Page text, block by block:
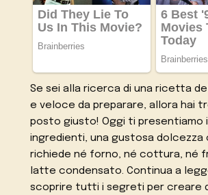
Se sei alla ricerca di una ricetta
e veloce da preparare, allora hai
posto giusto! Oggi ti presentiamo
ingredienti, una gustosa dolcezza
richiede né forno, né cottura, né
latte condensato. Continua a
scoprire tutti i segreti per creare